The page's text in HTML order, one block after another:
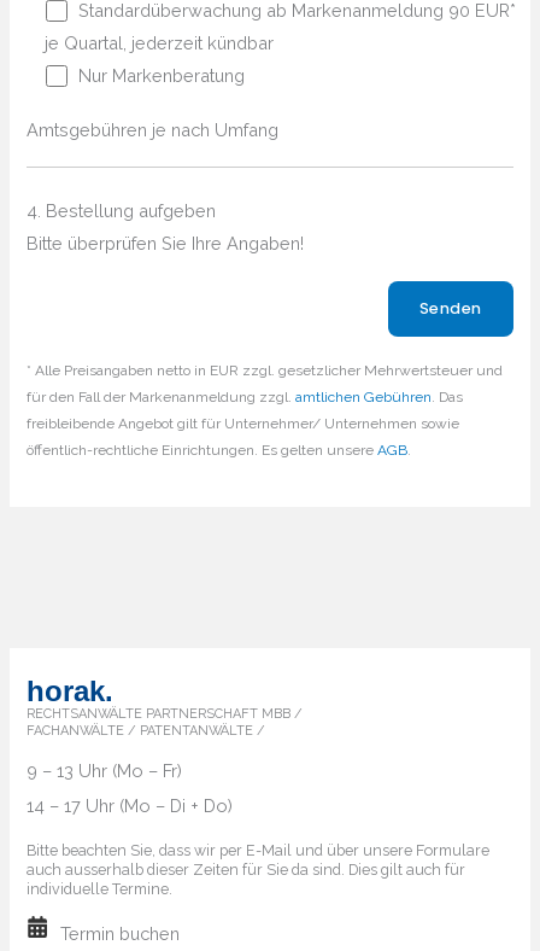
Standardüberwachung ab Markenanmeldung 90 EUR*
je Quartal, jederzeit kündbar
Nur Markenberatung
Amtsgebühren je nach Umfang
4. Bestellung aufgeben
Bitte überprüfen Sie Ihre Angaben!
* Alle Preisangaben netto in EUR zzgl. gesetzlicher Mehrwertsteuer und
für den Fall der Markenanmeldung zzgl.amtlichen Gebühren. Das
freibleibende Angebot gilt für Unternehmer/ Unternehmen sowie
öffentlich-rechtliche Einrichtungen. Es gelten unsereAGB.
horak.
RECHTSANWÄLTE PARTNERSCHAFT MBB /
FACHANWÄLTE / PATENTANWÄLTE /
9 – 13 Uhr (Mo – Fr)
14 – 17 Uhr (Mo – Di + Do)
Bitte beachten Sie, dass wir per E-Mail und über unsere Formulare
auch ausserhalb dieser Zeiten für Sie da sind. Dies gilt auch für
individuelle Termine.
Termin buchen